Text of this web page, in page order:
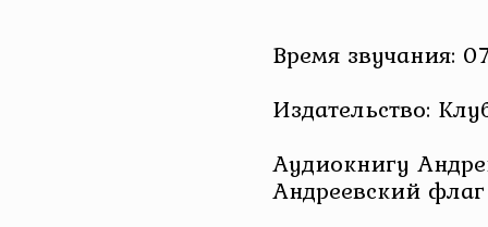
Время звучания:
Издательство:
Аудиокнигу
Андреевский флаг